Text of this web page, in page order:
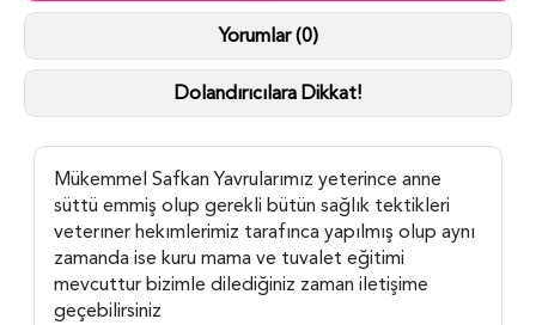
Yorumlar (0)
Dolandırıcılara Dikkat!
Mükemmel Safkan Yavrularımız yeterince anne
süttü emmiş olup gerekli bütün sağlık tektikleri
veterıner hekımlerimiz tarafınca yapılmış olup aynı
zamanda ise kuru mama ve tuvalet eğitimi
mevcuttur bizimle dilediğiniz zaman iletişime
geçebilirsiniz